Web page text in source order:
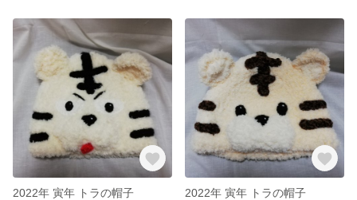
2022年 寅年 トラの帽子
2022年 寅年 トラの帽子